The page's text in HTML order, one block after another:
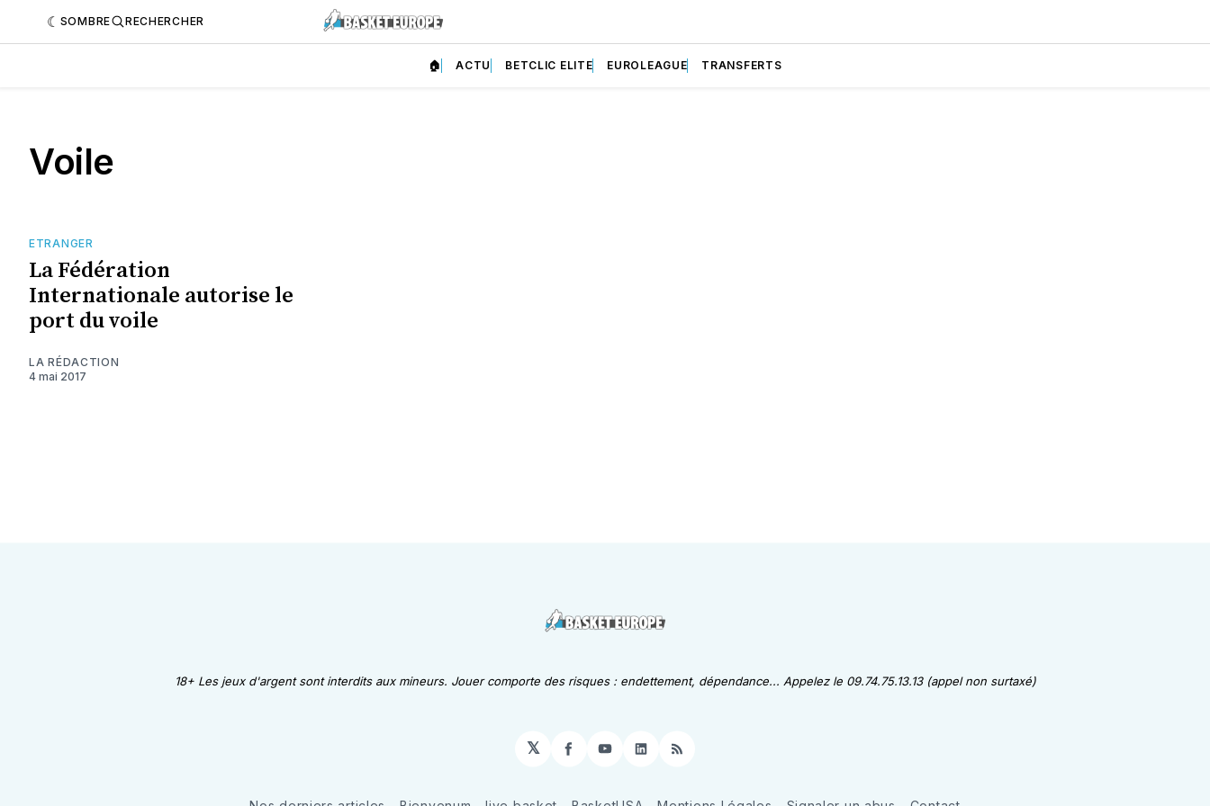
SOMBRE RECHERCHER
🏠 ACTU BETCLIC ELITE EUROLEAGUE TRANSFERTS
Voile
ETRANGER
La Fédération
Internationale autorise le
port du voile
LA RÉDACTION
4 mai 2017
18+ Les jeux d'argent sont interdits aux mineurs. Jouer comporte des risques : endettement, dépendance... Appelez le 09.74.75.13.13 (appel non surtaxé)
𝕏 Facebook
YouTube
LinkedIn
RSS